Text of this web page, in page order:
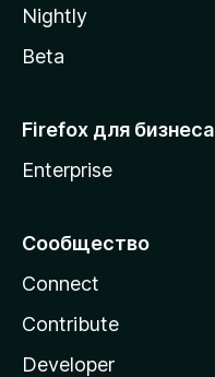
Nightly
Beta
Firefox для бизнеса
Enterprise
Сообщество
Connect
Contribute
Developer